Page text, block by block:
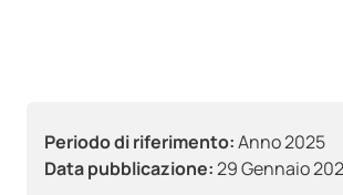
Periodo di riferimento:Anno 2025
Data pubblicazione:29 Gennaio